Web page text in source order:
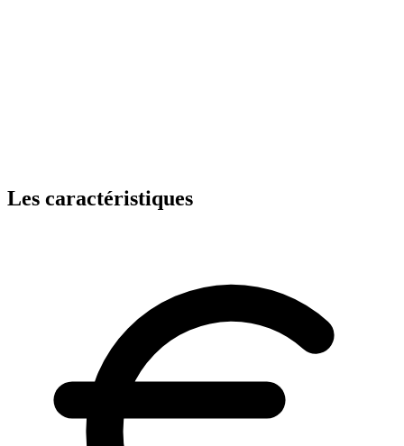
Les caractéristiques